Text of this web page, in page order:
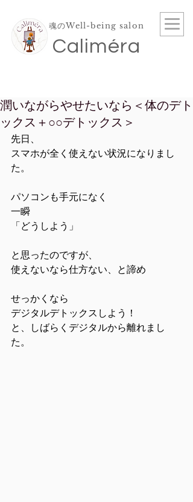
​Caliméra
魂のWell-being salon
潤いながらやせたいなら＜体のデト
ックス＋○○デトックス＞
先日、
スマホが全く使えない状況になりまし
た。
パソコンも手元になく
一瞬
「どうしよう」
と思ったのですが、
使えないなら仕方ない、と諦め
せっかくなら
デジタルデトックスしよう！
と、しばらくデジタルから離れまし
た。